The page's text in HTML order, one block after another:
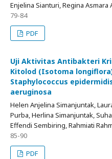
Enjelina Sianturi, Regina Asmara
79-84
PDF
Uji Aktivitas Antibakteri
Kitolod (Isotoma
Staphylococcus
aeruginosa
Helen Anjelina Simanjuntak,
Purba, Herlina Simanjuntak,
Effendi Sembiring, Rahmiati
85-90
PDF